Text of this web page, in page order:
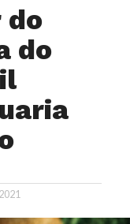
do
do